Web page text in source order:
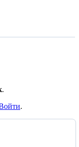
.
.